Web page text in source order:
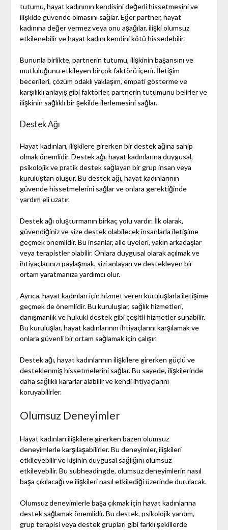
tutumu, hayat kadınının kendisini değerli hissetmesini ve
ilişkide güvende olmasını sağlar. Eğer partner, hayat
kadınına değer vermez veya onu aşağılar, ilişki olumsuz
etkilenebilir ve hayat kadını kendini kötü hissedebilir.
Bununla birlikte, partnerin tutumu, ilişkinin başarısını ve
mutluluğunu etkileyen birçok faktörü içerir. İletişim
becerileri, çözüm odaklı yaklaşım, empati gösterme ve
karşılıklı anlayış gibi faktörler, partnerin tutumunu belirler ve
ilişkinin sağlıklı bir şekilde ilerlemesini sağlar.
Destek Ağı
Hayat kadınları, ilişkilere girerken bir destek ağına sahip
olmak önemlidir. Destek ağı, hayat kadınlarına duygusal,
psikolojik ve pratik destek sağlayan bir grup insan veya
kuruluştan oluşur. Bu destek ağı, hayat kadınlarının
güvende hissetmelerini sağlar ve onlara gerektiğinde
yardım eli uzatır.
Destek ağı oluşturmanın birkaç yolu vardır. İlk olarak,
güvendiğiniz ve size destek olabilecek insanlarla iletişime
geçmek önemlidir. Bu insanlar, aile üyeleri, yakın arkadaşlar
veya terapistler olabilir. Onlara duygusal olarak açılmak ve
ihtiyaçlarınızı paylaşmak, sizi anlayan ve destekleyen bir
ortam yaratmanıza yardımcı olur.
Ayrıca, hayat kadınları için hizmet veren kuruluşlarla iletişime
geçmek de önemlidir. Bu kuruluşlar, sağlık hizmetleri,
danışmanlık ve hukuki destek gibi çeşitli hizmetler sunabilir.
Bu kuruluşlar, hayat kadınlarının ihtiyaçlarını karşılamak ve
onlara güvenli bir ortam sağlamak için çalışır.
Destek ağı, hayat kadınlarının ilişkilere girerken güçlü ve
desteklenmiş hissetmelerini sağlar. Bu sayede, ilişkilerinde
daha sağlıklı kararlar alabilir ve kendi ihtiyaçlarını
koruyabilirler.
Olumsuz Deneyimler
Hayat kadınları ilişkilere girerken bazen olumsuz
deneyimlerle karşılaşabilirler. Bu deneyimler, ilişkileri
etkileyebilir ve kişinin duygusal sağlığını olumsuz
etkileyebilir. Bu subheadingde, olumsuz deneyimlerin nasıl
başa çıkılacağı ve ilişkileri nasıl etkilediği üzerinde durulacak.
Olumsuz deneyimlerle başa çıkmak için hayat kadınlarına
destek sağlamak önemlidir. Bu destek, psikolojik yardım,
grup terapisi veya destek grupları gibi farklı şekillerde